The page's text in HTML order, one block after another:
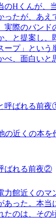
のHくんが、
たが、あえ
実際のバンド
、と提案し、
プ」という
べ、面白いと
呼ばれる前夜
の近くの本を
ばれる前夜②
力館近くのマ
あった。本当
たのは、その